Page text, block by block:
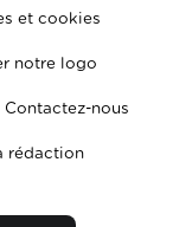
et cookies
notre logo
Contactez-nous
rédaction